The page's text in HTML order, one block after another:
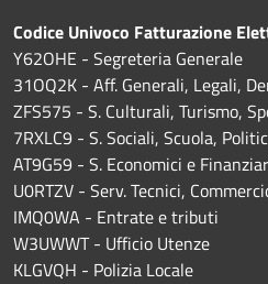
Codice Univoco Fatturazione
Y62OHE - Segreteria Generale
31OQ2K - Aff. Generali, Legali,
ZFS575 - S. Culturali, Turismo,
7RXLC9 - S. Sociali, Scuola,
AT9G59 - S. Economici e
U0RTZV - Serv. Tecnici,
IMQ0WA - Entrate e tributi
W3UWWT - Ufficio Utenze
KLGVQH - Polizia Locale